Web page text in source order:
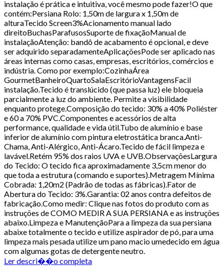
instalação é prática e intuitiva, você mesmo pode fazer!O que
contém:Persiana Rolo: 1,50m de largura x 1,50m de
alturaTecido Screen3%Acionamento manual lado
direitoBuchasParafusosSuporte de fixaçãoManual de
instalaçãoAtenção: bandô de acabamento é opcional, e deve
ser adquirido separadamenteAplicaçõesPode ser aplicado nas
áreas internas como casas, empresas, escritórios, comércios e
indústria. Como por exemplo:CozinhaÁrea
GourmetBanheiroQuartoSalaEscritórioVantagensFacil
instalação.Tecido é translúcido (que passa luz) ele bloqueia
parcialmente a luz do ambiente. Permite a visibilidade
enquanto protege.Composição do tecido: 30% a 40% Poliéster
e 60 a 70% PVC.Componentes e acessórios de alta
performance, qualidade e vida útil.Tubo de alumínio e base
inferior de alumínio com pintura eletrostática branca.Anti-
Chama, Anti-Alérgico, Anti-Ácaro.Tecido de fácil limpeza e
lavável.Retém 95% dos raios UVA e UVB.ObservaçõesLargura
do Tecido: O tecido fica aproximadamente 3,5cm menor do
que toda a estrutura (comando e suportes).Metragem Mínima
Cobrada: 1,20m2 (Padrão de todas as fábricas).Fator de
Abertura do Tecido: 3%.Garantia: 02 anos contra defeitos de
fabricação.Como medir: Clique nas fotos do produto com as
instruções de COMO MEDIR A SUA PERSIANA e as instruções
abaixo.Limpeza e ManutençãoPara a limpeza da sua persiana
abaixe totalmente o tecido e utilize aspirador de pó, para uma
limpeza mais pesada utilize um pano macio umedecido em água
com algumas gotas de detergente neutro.
Ler descri��o completa